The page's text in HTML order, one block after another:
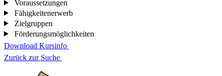
Voraussetzungen
Fähigkeitenerwerb
Zielgruppen
Förderungsmöglichkeiten
Download Kursinfo
Zurück zur Suche